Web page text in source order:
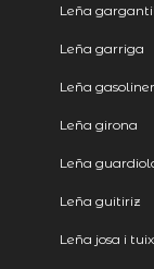
Leña
Leña garriga
Leña
Leña girona
Leña
Leña guitiriz
Leña josa i